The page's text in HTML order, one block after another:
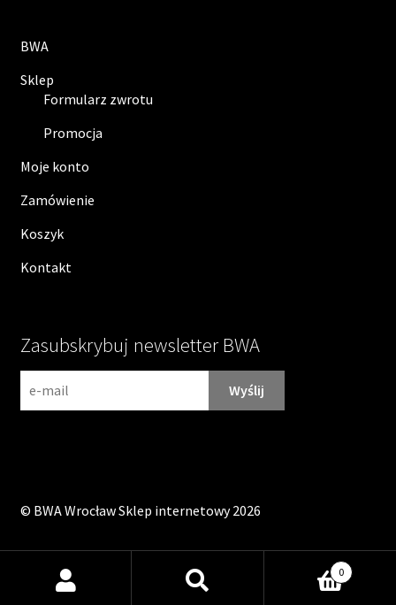
BWA
Sklep
Formularz zwrotu
Promocja
Moje konto
Zamówienie
Koszyk
Kontakt
Zasubskrybuj newsletter BWA
t
© BWA Wrocław Sklep internetowy2026
0